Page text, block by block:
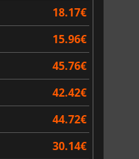
18.17€
15.96€
45.76€
42.42€
44.72€
30.14€